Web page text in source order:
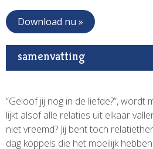
Download nu »
samenvatting
“Geloof jij nog in de liefde?”, wordt
lijkt alsof alle relaties uit elkaar
niet vreemd? Jij bent toch
dag koppels die het moeilijk